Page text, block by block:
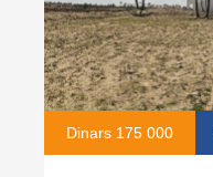
Dinars 175 000